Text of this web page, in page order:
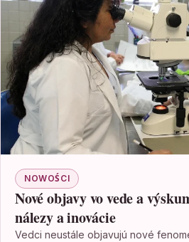
NOWOŚCI
Nové objavy vo vede a
nálezy a inovácie
Vedci neustále objavujú nové